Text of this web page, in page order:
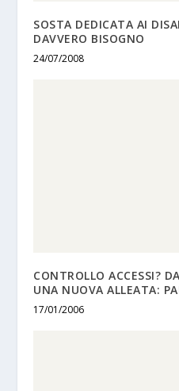
SOSTA DEDICATA AI
DAVVERO BISOGNO
24/07/2008
CONTROLLO ACCESSI?
UNA NUOVA ALLEATA:
17/01/2006